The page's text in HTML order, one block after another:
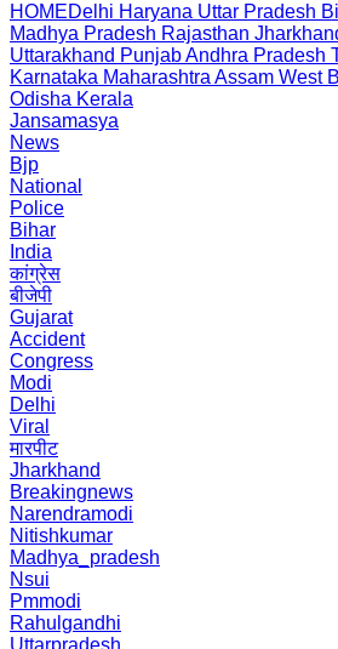
HOMEDelhi Haryana Uttar Pradesh
Madhya Pradesh Rajasthan
Uttarakhand PunjabAndhra Pradesh
Karnataka Maharashtra Assam West
Odisha Kerala
Jansamasya
News
Bjp
National
Police
Bihar
India
कांग्रेस
बीजेपी
Gujarat
Accident
Congress
Modi
Delhi
Viral
मारपीट
Jharkhand
Breakingnews
Narendramodi
Nitishkumar
Madhya_pradesh
Nsui
Pmmodi
Rahulgandhi
Uttarpradesh